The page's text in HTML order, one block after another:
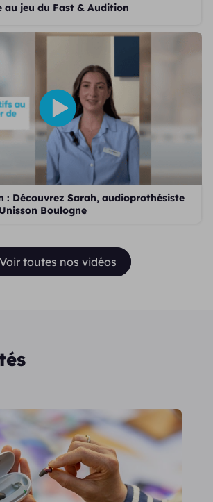
au jeu du Fast & Audition
: Découvrez Sarah, audioprothésiste
Boulogne
Voir toutes nos vidéos